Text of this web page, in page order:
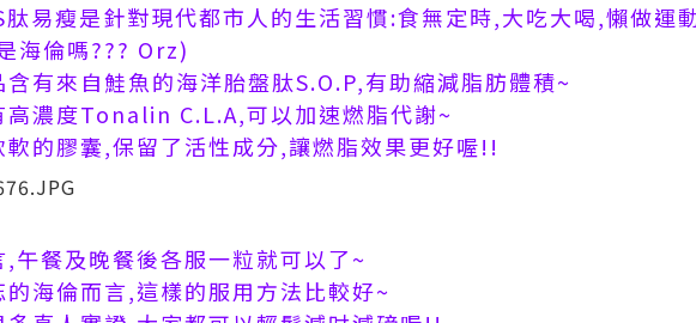
肽易瘦是針對現代都市人的生活習慣:食無定時,大吃大喝,懶做運
海倫嗎??? Orz)
含有來自鮭魚的海洋胎盤肽S.O.P,有助縮減脂肪體積~
高濃度Tonalin C.L.A,可以加速燃脂代謝~
軟的膠囊,保留了活性成分,讓燃脂效果更好喔!!
,午餐及晚餐後各服一粒就可以了~
的海倫而言,這樣的服用方法比較好~